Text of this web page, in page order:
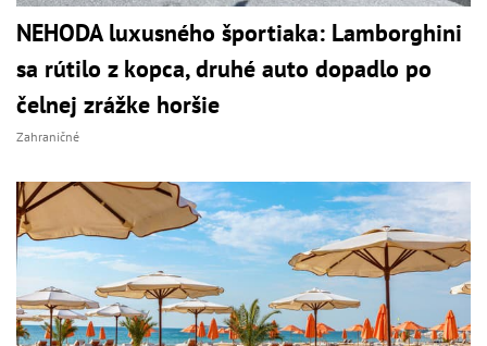
NEHODA luxusného športiaka: Lamborghini
sa rútilo z kopca, druhé auto dopadlo po
čelnej zrážke horšie
Zahraničné